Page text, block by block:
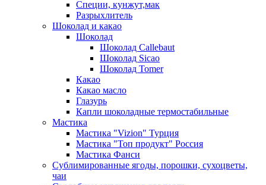
Специи, кунжут,мак
Разрыхлитель
Шоколад и какао
Шоколад
Шоколад Callebaut
Шоколад Sicao
Шоколад Tomer
Какао
Какао масло
Глазурь
Капли шоколадные термостабильные
Мастика
Мастика "Vizion" Турция
Мастика "Топ продукт" Россия
Мастика Фанси
Сублимированные ягоды, порошки, сухоцветы,
чаи